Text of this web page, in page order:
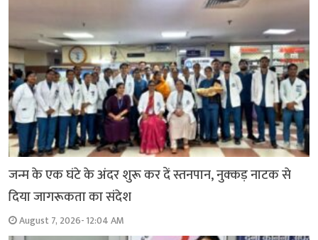
जन्म के एक घंटे के अंदर शुरू कर दें स्तनपान, नुक्कड़ नाटक से
दिया जागरूकता का संदेश
August 7, 2026- 12:04 AM